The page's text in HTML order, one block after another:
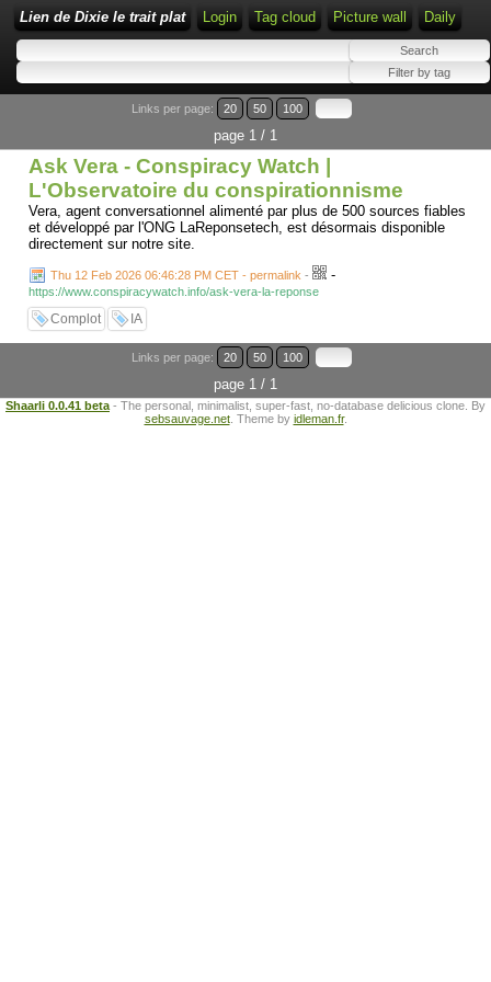
Lien de Dixie le trait plat Login Tag cloud Picture wall Daily
Links per page: 20 50 100
page 1 / 1
Ask Vera - Conspiracy Watch |
L'Observatoire du conspirationnisme
Vera, agent conversationnel alimenté par plus de 500 sources fiables
et développé par l'ONG LaReponsetech, est désormais disponible
directement sur notre site.
Thu 12 Feb 2026 06:46:28 PM CET - permalink - -
https://www.conspiracywatch.info/ask-vera-la-reponse
Complot IA
Links per page: 20 50 100
page 1 / 1
Shaarli 0.0.41 beta - The personal, minimalist, super-fast, no-database delicious clone. By
sebsauvage.net. Theme by idleman.fr.